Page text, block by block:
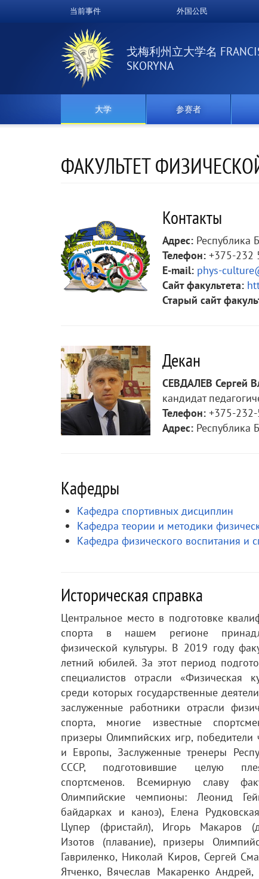
Верхнее
меню
当前事件 外国公民
戈梅利州立大学名
SKORYNA
大学 参赛者
ФАКУЛЬТЕТ
Контакты
Адрес: Республика
Телефон: +375-232
E-mail: phys-
Сайт факультета:
Старый сайт
Декан
СЕВДАЛЕВ Сергей
кандидат
Телефон: +375-
Адрес: Республика
Кафедры
Кафедра спортивных дисциплин
Кафедра теории и методики
Кафедра физического воспитания и
Историческая справка
Центральное место в подготовке
спорта в нашем регионе
физической культуры. В 2019 году
летний юбилей. За этот период
специалистов отрасли «Физическая
среди которых государственные
заслуженные работники отрасли
спорта, многие известные
призеры Олимпийских игр, победители
и Европы, Заслуженные тренеры
СССР, подготовившие целую
спортсменов. Всемирную славу
Олимпийские чемпионы: Леонид
байдарках и каноэ), Елена
Цупер (фристайл), Игорь Макаров
Изотов (плавание), призеры
Гавриленко, Николай Киров, Сергей
Ятченко, Вячеслав Макаренко